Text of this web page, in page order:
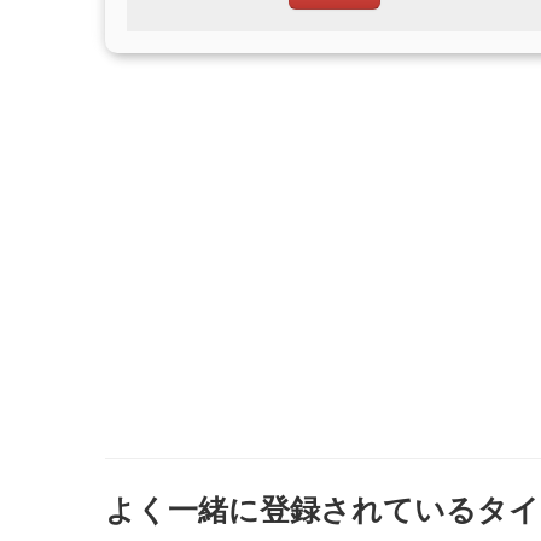
よく一緒に登録されているタ